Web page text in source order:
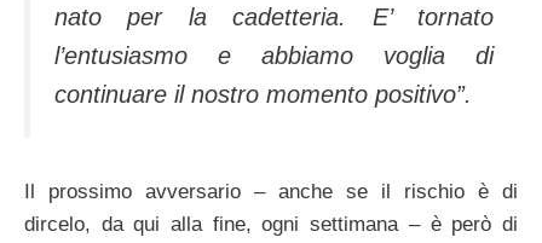
nato per la cadetteria. E’ tornato
l’entusiasmo e abbiamo voglia di
continuare il nostro momento positivo”.
Il prossimo avversario – anche se il rischio è di
dircelo, da qui alla fine, ogni settimana – è però di